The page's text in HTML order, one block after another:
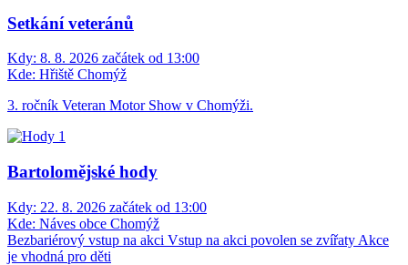
Setkání veteránů
Kdy: 8. 8. 2026 začátek od 13:00
Kde: Hřiště Chomýž
3. ročník Veteran Motor Show v Chomýži.
Bartolomějské hody
Kdy: 22. 8. 2026 začátek od 13:00
Kde: Náves obce Chomýž
Bezbariérový vstup na akci Vstup na akci povolen se zvířaty Akce
je vhodná pro děti